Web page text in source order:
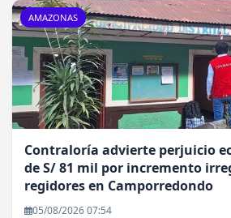
AMAZONAS
Contraloría advierte perjuicio
de S/ 81 mil por incremento
regidores en Camporredondo
05/08/2026 07:54